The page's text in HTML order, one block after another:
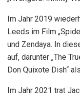
Im Jahr 2019
Leeds im Film
und Zendaya. In
auf, darunter „The
Don Quixote Dish“
Im Jahr 2021 trat